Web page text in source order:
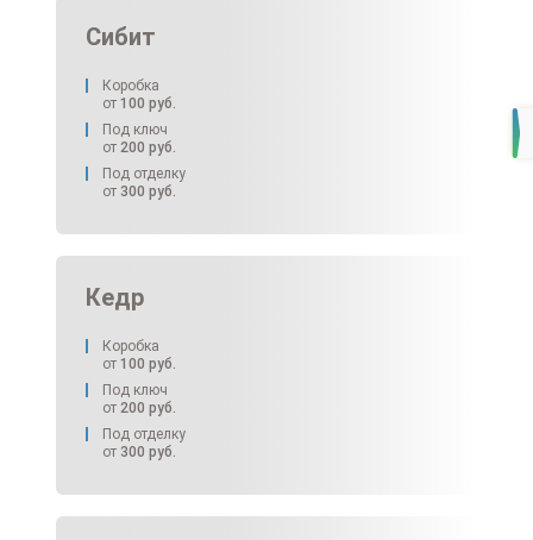
Сибит
Коробка
от 100 руб.
Под ключ
от 200 руб.
Под отделку
от 300 руб.
Кедр
Коробка
от 100 руб.
Под ключ
от 200 руб.
Под отделку
от 300 руб.